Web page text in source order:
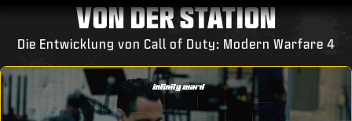
VON DER STATION
Die Entwicklung von Call of Duty: Modern Warfare 4